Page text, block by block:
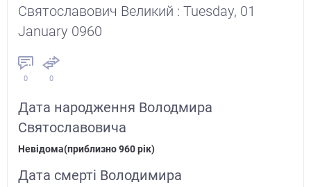
Святославович Великий : Tuesday, 01
January 0960
0 0
Дата народження Володмира
Святославовича
Невідома(приблизно 960 рік)
Дата смерті Володимира